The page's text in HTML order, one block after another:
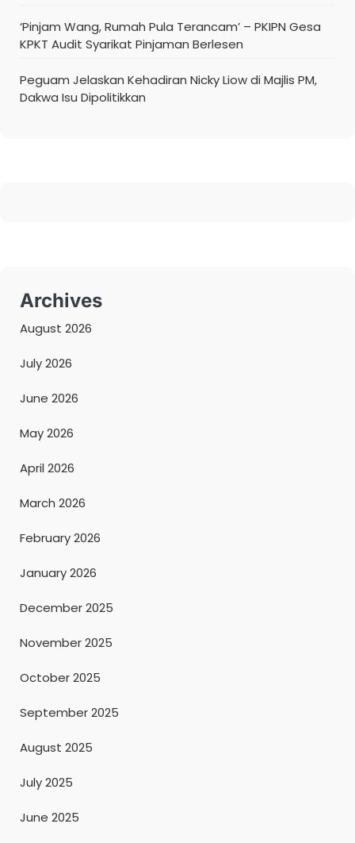
‘Pinjam Wang, Rumah Pula Terancam’ – PKIPN Gesa
KPKT Audit Syarikat Pinjaman Berlesen
Peguam Jelaskan Kehadiran Nicky Liow di Majlis PM,
Dakwa Isu Dipolitikkan
Archives
August 2026
July 2026
June 2026
May 2026
April 2026
March 2026
February 2026
January 2026
December 2025
November 2025
October 2025
September 2025
August 2025
July 2025
June 2025